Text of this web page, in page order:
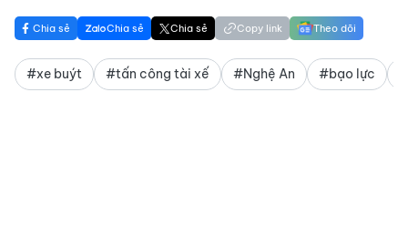
Chia sẻ Chia sẻ Chia sẻ Copy link Theo dõi
#xe buýt #tấn công tài xế #Nghệ An #bạo lực